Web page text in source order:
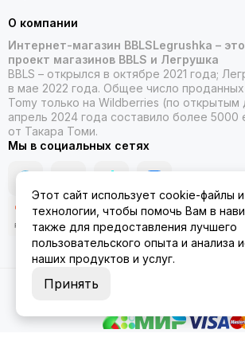
О компании
Интернет-магазин BBLSLegrushka –
проект магазинов BBLS и Легрушка
BBLS – открылся в октябре 2021 года;
в мае 2022 года. Общее число проданных
Tomy только на Wildberries (по открытым
апрель 2024 года составило более 5000
от Такара Томи.
Мы в социальных сетях
2026 © ББЛСЛегрушка.
Этот сайт использует cookie-файлы
технологии, чтобы помочь Вам в
также для предоставления лучшего
пользовательского опыта и анализа
наших продуктов и услуг.
Принять